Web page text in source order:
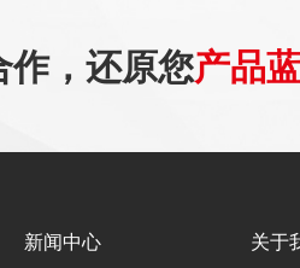
作，还原您产品
新闻中心 关于